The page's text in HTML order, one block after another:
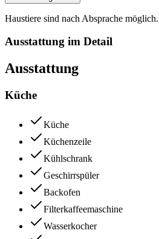
Haustiere sind nach Absprache möglich.
Ausstattung im Detail
Ausstattung
Küche
Küche
Küchenzeile
Kühlschrank
Geschirrspüler
Backofen
Filterkaffeemaschine
Wasserkocher